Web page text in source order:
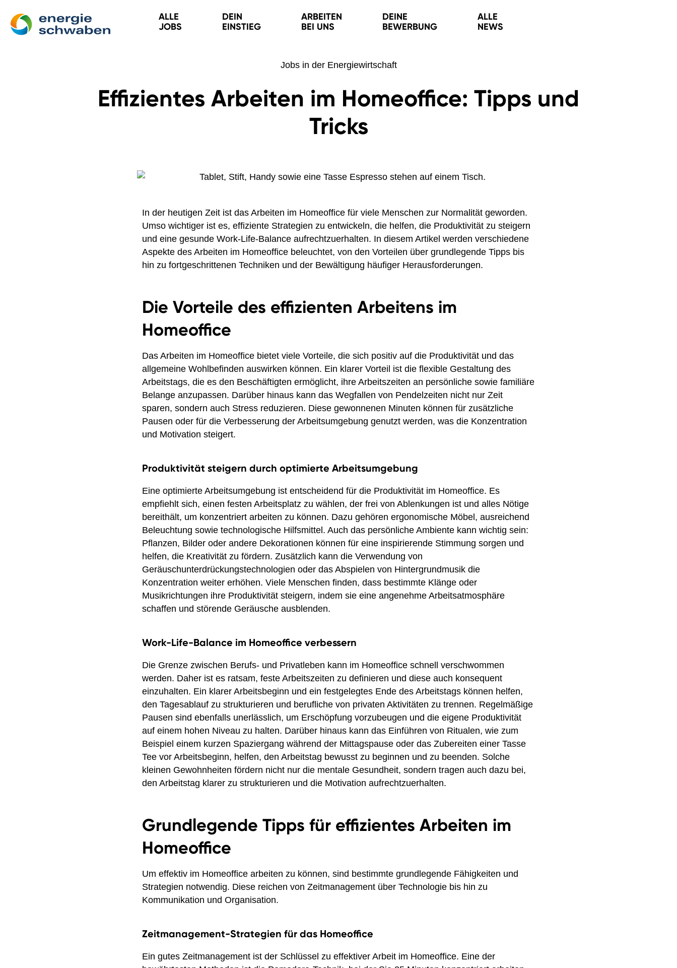
ALLE
JOBS
DEIN
EINSTIEG
ARBEITEN
BEI UNS
DEINE
BEWERBUNG
ALLE
NEWS
Jobs in der Energiewirtschaft
Effizientes Arbeiten im Homeoffice: Tipps und
Tricks
In der heutigen Zeit ist das Arbeiten im Homeoffice für viele Menschen zur Normalität geworden.
Umso wichtiger ist es, effiziente Strategien zu entwickeln, die helfen, die Produktivität zu steigern
und eine gesunde Work-Life-Balance aufrechtzuerhalten. In diesem Artikel werden verschiedene
Aspekte des Arbeiten im Homeoffice beleuchtet, von den Vorteilen über grundlegende Tipps bis
hin zu fortgeschrittenen Techniken und der Bewältigung häufiger Herausforderungen.
Die Vorteile des effizienten Arbeitens im
Homeoffice
Das Arbeiten im Homeoffice bietet viele Vorteile, die sich positiv auf die Produktivität und das
allgemeine Wohlbefinden auswirken können. Ein klarer Vorteil ist die flexible Gestaltung des
Arbeitstags, die es den Beschäftigten ermöglicht, ihre Arbeitszeiten an persönliche sowie familiäre
Belange anzupassen. Darüber hinaus kann das Wegfallen von Pendelzeiten nicht nur Zeit
sparen, sondern auch Stress reduzieren. Diese gewonnenen Minuten können für zusätzliche
Pausen oder für die Verbesserung der Arbeitsumgebung genutzt werden, was die Konzentration
und Motivation steigert.
Produktivität steigern durch optimierte Arbeitsumgebung
Eine optimierte Arbeitsumgebung ist entscheidend für die Produktivität im Homeoffice. Es
empfiehlt sich, einen festen Arbeitsplatz zu wählen, der frei von Ablenkungen ist und alles Nötige
bereithält, um konzentriert arbeiten zu können. Dazu gehören ergonomische Möbel, ausreichend
Beleuchtung sowie technologische Hilfsmittel. Auch das persönliche Ambiente kann wichtig sein:
Pflanzen, Bilder oder andere Dekorationen können für eine inspirierende Stimmung sorgen und
helfen, die Kreativität zu fördern. Zusätzlich kann die Verwendung von
Geräuschunterdrückungstechnologien oder das Abspielen von Hintergrundmusik die
Konzentration weiter erhöhen. Viele Menschen finden, dass bestimmte Klänge oder
Musikrichtungen ihre Produktivität steigern, indem sie eine angenehme Arbeitsatmosphäre
schaffen und störende Geräusche ausblenden.
Work-Life-Balance im Homeoffice verbessern
Die Grenze zwischen Berufs- und Privatleben kann im Homeoffice schnell verschwommen
werden. Daher ist es ratsam, feste Arbeitszeiten zu definieren und diese auch konsequent
einzuhalten. Ein klarer Arbeitsbeginn und ein festgelegtes Ende des Arbeitstags können helfen,
den Tagesablauf zu strukturieren und berufliche von privaten Aktivitäten zu trennen. Regelmäßige
Pausen sind ebenfalls unerlässlich, um Erschöpfung vorzubeugen und die eigene Produktivität
auf einem hohen Niveau zu halten. Darüber hinaus kann das Einführen von Ritualen, wie zum
Beispiel einem kurzen Spaziergang während der Mittagspause oder das Zubereiten einer Tasse
Tee vor Arbeitsbeginn, helfen, den Arbeitstag bewusst zu beginnen und zu beenden. Solche
kleinen Gewohnheiten fördern nicht nur die mentale Gesundheit, sondern tragen auch dazu bei,
den Arbeitstag klarer zu strukturieren und die Motivation aufrechtzuerhalten.
Grundlegende Tipps für effizientes Arbeiten im
Homeoffice
Um effektiv im Homeoffice arbeiten zu können, sind bestimmte grundlegende Fähigkeiten und
Strategien notwendig. Diese reichen von Zeitmanagement über Technologie bis hin zu
Kommunikation und Organisation.
Zeitmanagement-Strategien für das Homeoffice
Ein gutes Zeitmanagement ist der Schlüssel zu effektiver Arbeit im Homeoffice. Eine der